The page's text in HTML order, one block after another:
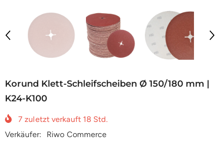
Korund Klett-Schleifscheiben Ø 150/180 mm |
K24-K100
7 zuletzt verkauft 18 Std.
Verkäufer:
Riwo Commerce